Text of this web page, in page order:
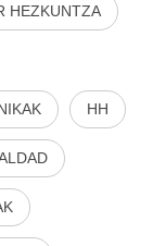
HEZKUNTZA
HH